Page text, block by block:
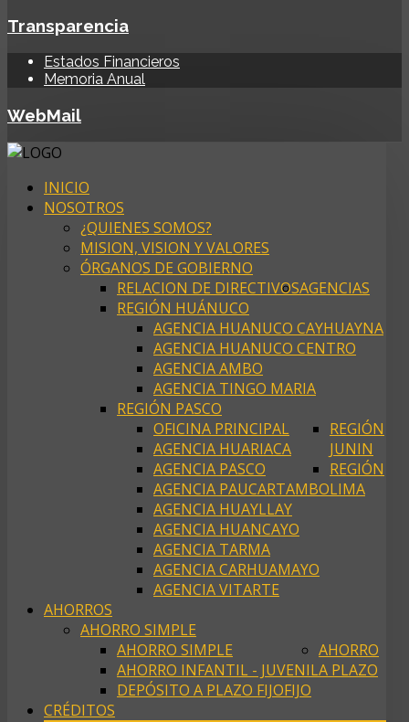
Transparencia
Estados Financieros
Memoria Anual
WebMail
INICIO
NOSOTROS
¿QUIENES SOMOS?
MISION, VISION Y VALORES
ÓRGANOS DE GOBIERNO
RELACION DE DIRECTIVOSAGENCIAS
REGIÓN HUÁNUCO
AGENCIA HUANUCO CAYHUAYNA
AGENCIA HUANUCO CENTRO
AGENCIA AMBO
AGENCIA TINGO MARIA
REGIÓN PASCO
OFICINA PRINCIPAL
AGENCIA HUARIACA
AGENCIA PASCO
AGENCIA PAUCARTAMBO
AGENCIA HUAYLLAY
REGIÓN
JUNIN
AGENCIA HUANCAYO
AGENCIA TARMA
AGENCIA CARHUAMAYO
REGIÓN
LIMA
AGENCIA VITARTE
AHORROS
AHORRO SIMPLE
AHORRO SIMPLE
AHORRO INFANTIL - JUVENIL
AHORRO
A PLAZO
FIJO
DEPÓSITO A PLAZO FIJO
CRÉDITOS